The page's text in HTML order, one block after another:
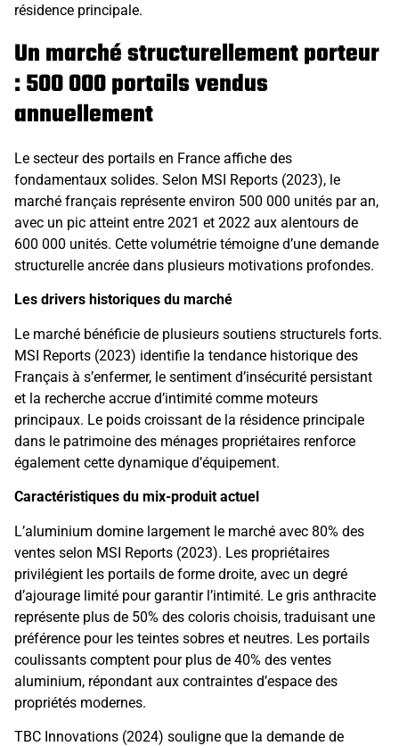
résidence principale.
Un marché structurellement porteur
: 500 000 portails vendus
annuellement
Le secteur des portails en France affiche des
fondamentaux solides. Selon MSI Reports (2023), le
marché français représente environ 500 000 unités par an,
avec un pic atteint entre 2021 et 2022 aux alentours de
600 000 unités. Cette volumétrie témoigne d’une demande
structurelle ancrée dans plusieurs motivations profondes.
Les drivers historiques du marché
Le marché bénéficie de plusieurs soutiens structurels forts.
MSI Reports (2023) identifie la tendance historique des
Français à s’enfermer, le sentiment d’insécurité persistant
et la recherche accrue d’intimité comme moteurs
principaux. Le poids croissant de la résidence principale
dans le patrimoine des ménages propriétaires renforce
également cette dynamique d’équipement.
Caractéristiques du mix-produit actuel
L’aluminium domine largement le marché avec 80% des
ventes selon MSI Reports (2023). Les propriétaires
privilégient les portails de forme droite, avec un degré
d’ajourage limité pour garantir l’intimité. Le gris anthracite
représente plus de 50% des coloris choisis, traduisant une
préférence pour les teintes sobres et neutres. Les portails
coulissants comptent pour plus de 40% des ventes
aluminium, répondant aux contraintes d’espace des
propriétés modernes.
TBC Innovations (2024) souligne que la demande de